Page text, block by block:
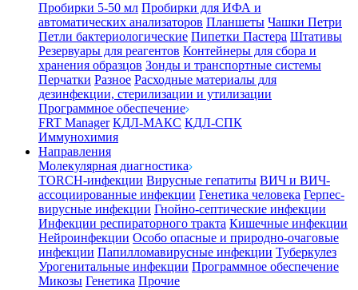
Пробирки 5-50 мл Пробирки для ИФА и
автоматических анализаторов Планшеты Чашки Петри
Петли бактериологические Пипетки Пастера Штативы
Резервуары для реагентов Контейнеры для сбора и
хранения образцов Зонды и транспортные системы
Перчатки Разное Расходные материалы для
дезинфекции, стерилизации и утилизации
Программное обеспечение
FRT Manager КДЛ-МАКС КДЛ-СПК
Иммунохимия
Направления
Молекулярная диагностика
TORCH-инфекции Вирусные гепатиты ВИЧ и ВИЧ-
ассоциированные инфекции Генетика человека Герпес-
вирусные инфекции Гнойно-септические инфекции
Инфекции респираторного тракта Кишечные инфекции
Нейроинфекции Особо опасные и природно-очаговые
инфекции Папилломавирусные инфекции Туберкулез
Урогенитальные инфекции Программное обеспечение
Микозы Генетика Прочие